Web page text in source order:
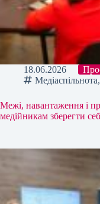
18.06.2026
Медіаспільнота,
Межі, навантаження і
медійникам зберегти